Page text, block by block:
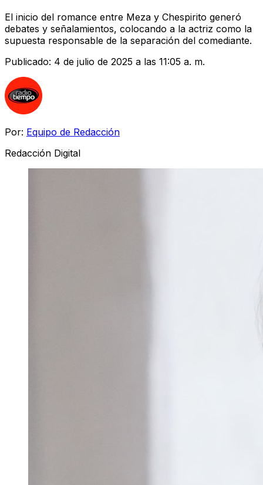
El inicio del romance entre Meza y Chespirito generó
debates y señalamientos, colocando a la actriz como la
supuesta responsable de la separación del comediante.
Publicado: 4 de julio de 2025 a las 11:05 a. m.
Por: Equipo de Redacción
Redacción Digital